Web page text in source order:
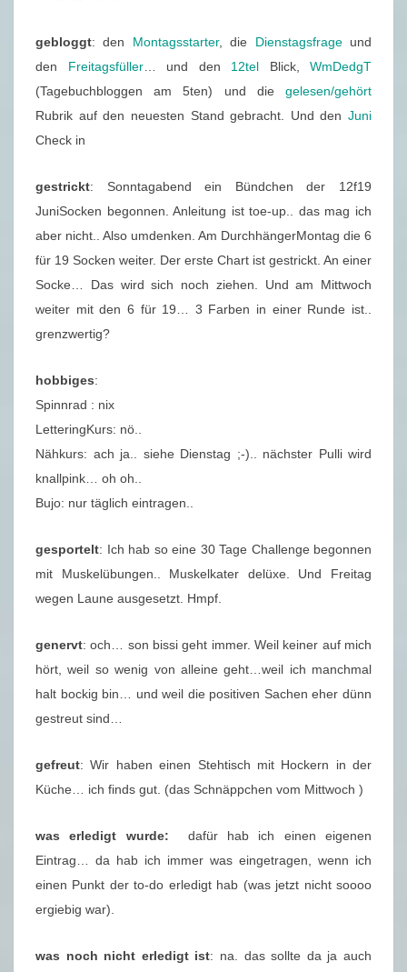
gebloggt: den Montagsstarter, die Dienstagsfrageund
den Freitagsfüller… und den 12tel Blick, WmDedgT
(Tagebuchbloggen am 5ten) und die gelesen/gehört
Rubrik auf den neuesten Stand gebracht. Und den Juni
Check in
gestrickt: Sonntagabend ein Bündchen der 12f19
JuniSocken begonnen. Anleitung ist toe-up.. das mag ich
aber nicht.. Also umdenken. Am DurchhängerMontag die 6
für 19 Socken weiter. Der erste Chart ist gestrickt. An einer
Socke… Das wird sich noch ziehen. Und am Mittwoch
weiter mit den 6 für 19… 3 Farben in einer Runde ist..
grenzwertig?
hobbiges:
Spinnrad : nix
LetteringKurs: nö..
Nähkurs: ach ja.. siehe Dienstag ;-).. nächster Pulli wird
knallpink… oh oh..
Bujo: nur täglich eintragen..
gesportelt: Ich hab so eine 30 Tage Challenge begonnen
mit Muskelübungen.. Muskelkater delüxe. Und Freitag
wegen Laune ausgesetzt. Hmpf.
genervt: och… son bissi geht immer. Weil keiner auf mich
hört, weil so wenig von alleine geht…weil ich manchmal
halt bockig bin… und weil die positiven Sachen eher dünn
gestreut sind…
gefreut: Wir haben einen Stehtisch mit Hockern in der
Küche… ich finds gut. (das Schnäppchen vom Mittwoch )
was erledigt wurde: dafür hab ich einen eigenen
Eintrag… da hab ich immer was eingetragen, wenn ich
einen Punkt der to-do erledigt hab (was jetzt nicht soooo
ergiebig war).
was noch nicht erledigt ist: na. das sollte da ja auch